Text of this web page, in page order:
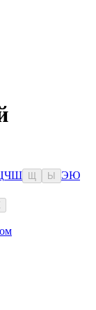
ЧШ Ы ЭЮ